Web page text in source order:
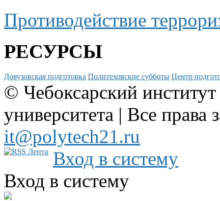
Противодействие
РЕСУРСЫ
Довузовская подготовка Политеховские субботы Центр
© Чебоксарский
университета | Все
it@polytech21.ru
Вход в систему
Вход в систему